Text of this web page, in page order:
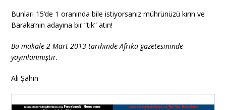
Bunları 15’de 1 oranında bile istiyorsanız mührünüzü kırın ve
Baraka’nın adayına bir “tik” atın!
Bu makale 2 Mart 2013 tarihinde Afrika gazetesininde
yayınlanmıştır.
Ali Şahin